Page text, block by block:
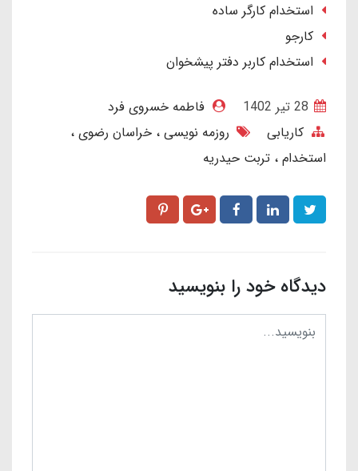
استخدام کارگر ساده
کارجو
استخدام کاربر دفتر پیشخوان
فاطمه خسروی فرد
کاریابی
روزمه نویسی خراسان رضوی
استخدام تربت حیدریه
دیدگاه خود را بنویسید